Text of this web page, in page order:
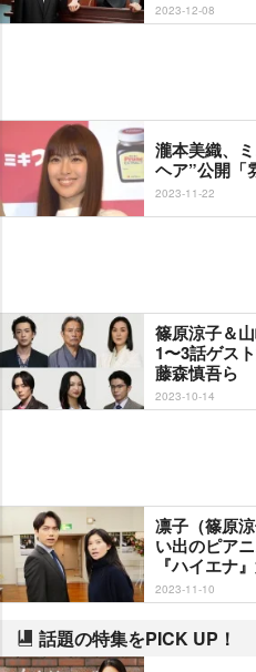
2023-12-08
瀧本美織、
ヘア”公開「
2023-11-22
篠原涼子＆
1〜3話ゲス
藤森慎吾ら
2023-10-14
凛子（篠原
い出のピア
『ハイエナ
2023-11-10
話題の特集をPICK UP！